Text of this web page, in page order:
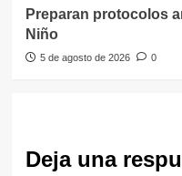
Preparan protocolos
Niño
5 de agosto de 2026 0
Deja una